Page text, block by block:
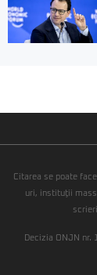
Citarea se poate
uri, instituţii
Decizia ONJN nr.